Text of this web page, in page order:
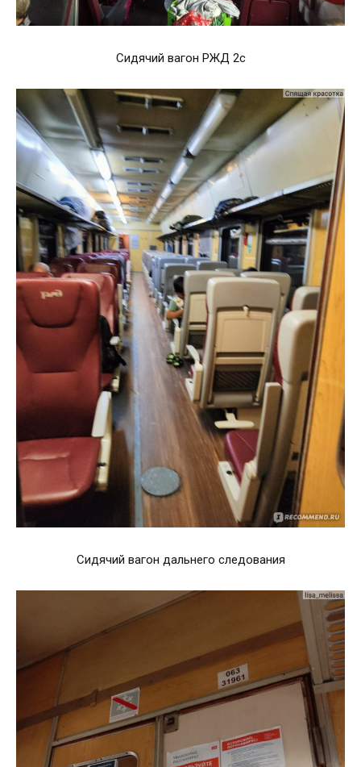
Сидячий вагон РЖД 2с
Сидячий вагон дальнего следования